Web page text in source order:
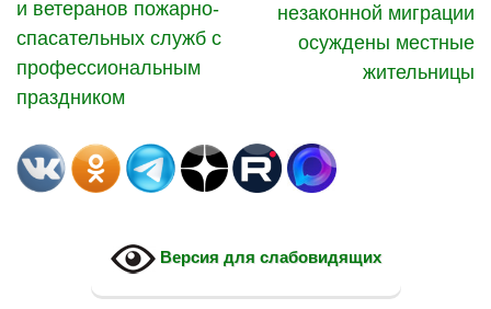
и ветеранов пожарно-
спасательных служб с
профессиональным
праздником
незаконной миграции
осуждены местные
жительницы
Версия для слабовидящих